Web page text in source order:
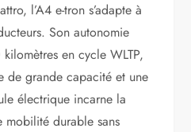
l’A4 e-tron s’adapte à
Son autonomie
en cycle WLTP,
de grande capacité et une
électrique incarne la
mobilité durable sans